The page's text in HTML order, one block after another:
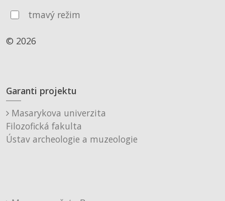
tmavý režim
© 2026
Garanti projektu
Masarykova univerzita
Filozofická fakulta
Ústav archeologie a muzeologie